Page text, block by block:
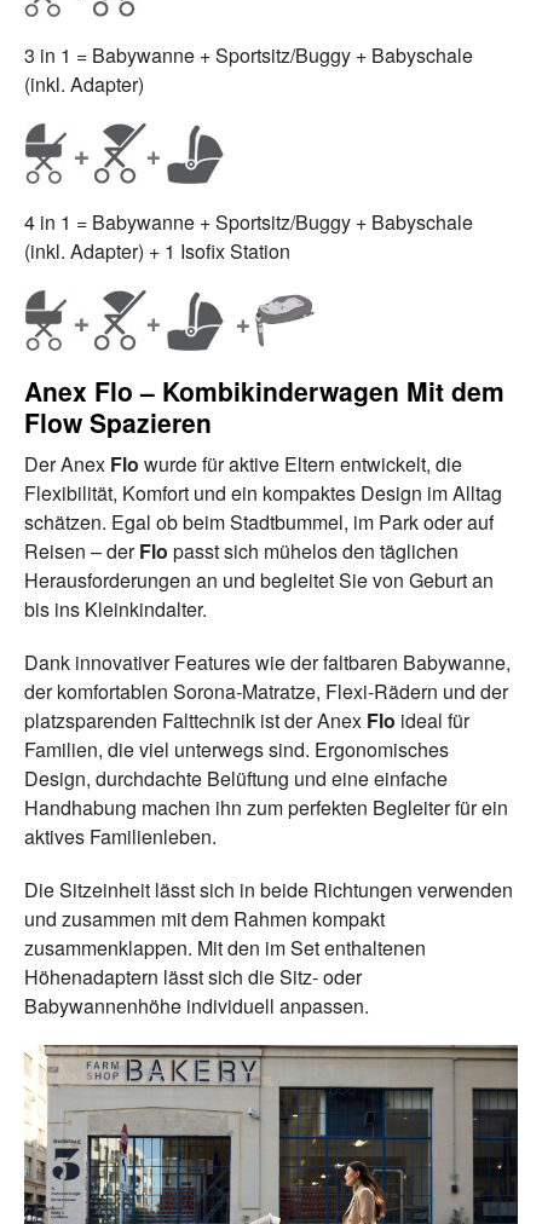
3 in 1 = Babywanne + Sportsitz/Buggy + Babyschale
(inkl. Adapter)
4 in 1 = Babywanne + Sportsitz/Buggy + Babyschale
(inkl. Adapter) + 1 Isofix Station
Anex Flo – Kombikinderwagen Mit dem
Flow Spazieren
Der Anex Flo wurde für aktive Eltern entwickelt, die
Flexibilität, Komfort und ein kompaktes Design im Alltag
schätzen. Egal ob beim Stadtbummel, im Park oder auf
Reisen – derFlo passt sich mühelos den täglichen
Herausforderungen an und begleitet Sie von Geburt an
bis ins Kleinkindalter.
Dank innovativer Features wie der faltbaren Babywanne,
der komfortablen Sorona-Matratze, Flexi-Rädern und der
platzsparenden Falttechnik ist der Anex Flo ideal für
Familien, die viel unterwegs sind. Ergonomisches
Design, durchdachte Belüftung und eine einfache
Handhabung machen ihn zum perfekten Begleiter für ein
aktives Familienleben.
Die Sitzeinheit lässt sich in beide Richtungen verwenden
und zusammen mit dem Rahmen kompakt
zusammenklappen. Mit den im Set enthaltenen
Höhenadaptern lässt sich die Sitz- oder
Babywannenhöhe individuell anpassen.